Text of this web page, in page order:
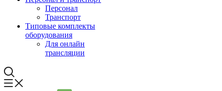
Персонал
Транспорт
Типовые комплекты
оборудования
Для онлайн
трансляции